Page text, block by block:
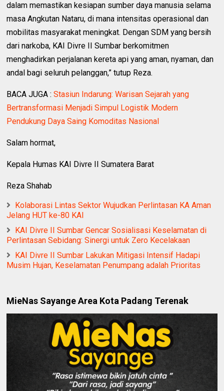
dalam memastikan kesiapan sumber daya manusia selama
masa Angkutan Nataru, di mana intensitas operasional dan
mobilitas masyarakat meningkat. Dengan SDM yang bersih
dari narkoba, KAI Divre II Sumbar berkomitmen
menghadirkan perjalanan kereta api yang aman, nyaman, dan
andal bagi seluruh pelanggan,” tutup Reza.
BACA JUGA :Stasiun Indarung: Warisan Sejarah yang
Bertransformasi Menjadi Simpul Logistik Modern
Pendukung Daya Saing Komoditas Nasional
Salam hormat,
Kepala Humas KAI Divre II Sumatera Barat
Reza Shahab
Kolaborasi Lintas Sektor Wujudkan Perlintasan KA Aman
Jelang HUT ke-80 KAI
KAI Divre II Sumbar Gencar Sosialisasi Keselamatan di
Perlintasan Sebidang: Sinergi untuk Zero Kecelakaan
KAI Divre II Sumbar Lakukan Mitigasi Intensif Hadapi
Musim Hujan, Keselamatan Penumpang adalah Prioritas
MieNas Sayange Area Kota Padang Terenak